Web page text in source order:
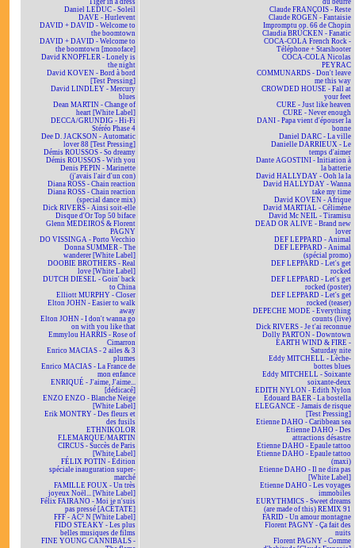
Tiger in a dress
Daniel LEDUC - Soleil
DAVE - Hurlevent
DAVID + DAVID - Welcome to
the boomtown
DAVID + DAVID - Welcome to
the boomtown [monoface]
David KNOPFLER - Lonely is
the night
David KOVEN - Bord à bord
[Test Pressing]
David LINDLEY - Mercury
blues
Dean MARTIN - Change of
heart [White Label]
DECCA/GRUNDIG - Hi-Fi
Stéréo Phase 4
Dee D. JACKSON - Automatic
lover 88 [Test Pressing]
Démis ROUSSOS - So dreamy
Démis ROUSSOS - With you
Denis PEPIN - Marinette
(j'avais l'air d'un con)
Diana ROSS - Chain reaction
Diana ROSS - Chain reaction
(special dance mix)
Dick RIVERS - Ainsi soit-elle
Disque d'Or Top 50 biface
Glenn MEDEIROS & Florent
PAGNY
DO VISSINGA - Porto Vecchio
Donna SUMMER - The
wanderer [White Label]
DOOBIE BROTHERS - Real
love [White Label]
DUTCH DIESEL - Goin' back
to China
Elliott MURPHY - Closer
Elton JOHN - Easier to walk
away
Elton JOHN - I don't wanna go
on with you like that
Emmylou HARRIS - Rose of
Cimarron
Enrico MACIAS - 2 ailes & 3
plumes
Enrico MACIAS - La France de
mon enfance
ENRIQUÉ - J'aime, J'aime...
[dédicacé]
ENZO ENZO - Blanche Neige
[White Label]
Erik MONTRY - Des fleurs et
des fusils
ETHNIKOLOR
F.LEMARQUE/MARTIN
CIRCUS - Succès de Paris
[White Label]
FÉLIX POTIN - Édition
spéciale inauguration super-
marché
FAMILLE FOUX - Un très
joyeux Noël... [White Label]
Félix FAIRANO - Moi je n'suis
pas pressé [ACÉTATE]
FFF - AC² N [White Label]
FIDO STEAKY - Les plus
belles musiques de films
FINE YOUNG CANNIBALS -
du beurre
Claude FRANÇOIS - Reste
Claude ROGEN - Fantaisie
Impromptu op. 66 de Chopin
Claudia BRÜCKEN - Fanatic
COCA-COLA French Rock -
Téléphone + Starshooter
COCA-COLA Nicolas
PEYRAC
COMMUNARDS - Don't leave
me this way
CROWDED HOUSE - Fall at
your feet
CURE - Just like heaven
CURE - Never enough
DANI - Papa vient d'épouser la
bonne
Daniel DARC - La ville
Danielle DARRIEUX - Le
temps d'aimer
Dante AGOSTINI - Initiation à
la batterie
David HALLYDAY - Ooh la la
David HALLYDAY - Wanna
take my time
David KOVEN - Afrique
David MARTIAL - Célimène
David Mc NEIL - Tiramisu
DEAD OR ALIVE - Brand new
lover
DEF LEPPARD - Animal
DEF LEPPARD - Animal
(spécial promo)
DEF LEPPARD - Let's get
rocked
DEF LEPPARD - Let's get
rocked (poster)
DEF LEPPARD - Let's get
rocked (teaser)
DEPECHE MODE - Everything
counts (live)
Dick RIVERS - Je t'ai reconnue
Dolly PARTON - Downtown
EARTH WIND & FIRE -
Saturday nite
Eddy MITCHELL - Lèche-
bottes blues
Eddy MITCHELL - Soixante
soixante-deux
EDITH NYLON - Edith Nylon
Edouard BAER - La bostella
ELEGANCE - Jamais de risque
[Test Pressing]
Etienne DAHO - Caribbean sea
Etienne DAHO - Des
attractions désastre
Etienne DAHO - Epaule tattoo
Etienne DAHO - Epaule tattoo
(maxi)
Etienne DAHO - Il ne dira pas
[White Label]
Etienne DAHO - Les voyages
immobiles
EURYTHMICS - Sweet dreams
(are made of this) REMIX 91
FARID - Un amour montagne
Florent PAGNY - Ça fait des
nuits
Florent PAGNY - Comme